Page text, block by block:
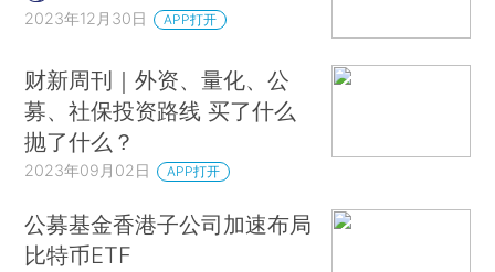
2023年12月30日 APP打开
财新周刊｜外资、量化、公
募、社保投资路线 买了什么
抛了什么？
2023年09月02日 APP打开
公募基金香港子公司加速布局
比特币ETF